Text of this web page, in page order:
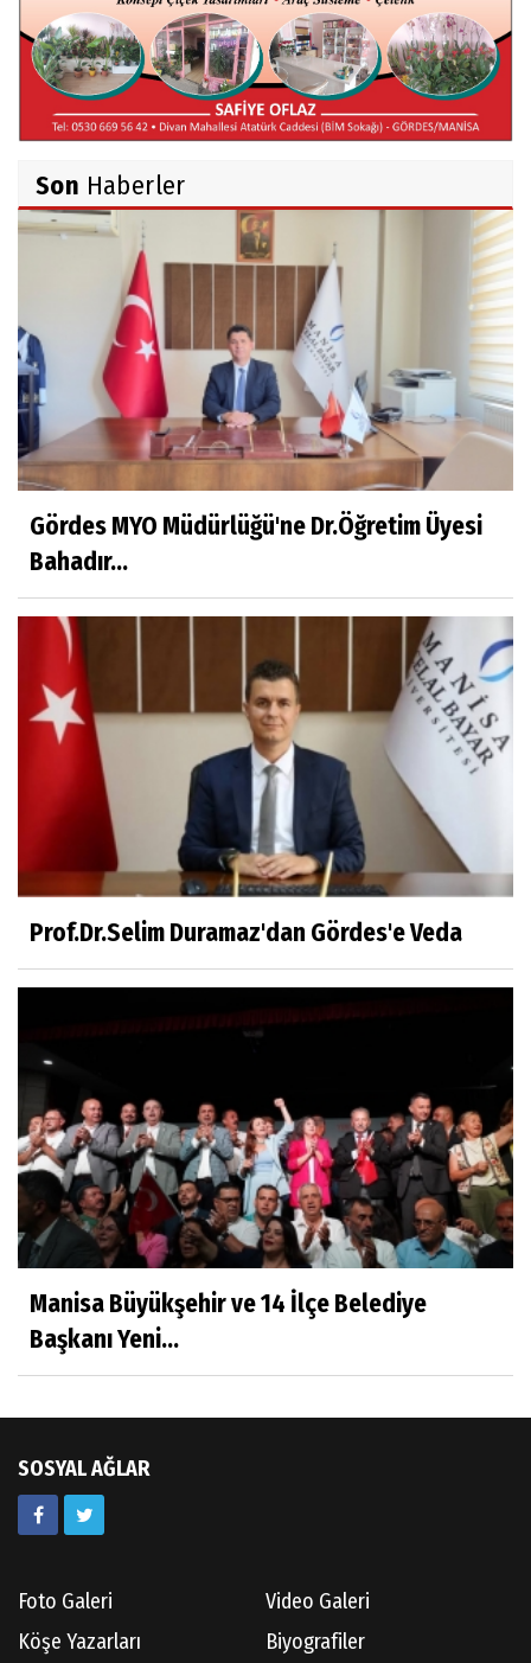
İsmail AYBEY
Belma Sebil'i Tanıyor Musunuz?
Ahmet İNCE
Beyaz Gömlekli Adam!
Prof.Dr.Ayşe İLKER
Adı Sanı Olmak
Eylül SEYHAN
Gezerken Zamanın Kollarındaki Ruhuma
Rastlamak
Kahramanlar
Prof.Dr.Süleyman Sami İLKER
Mühendislerin de Sanat Ruhu Olmalı
Dr.Fatih KESKİN
Millî Edebiyat, Millî Şuur, Millî Takım
Sıracettin ÇELİK
Çalıkuşu
Dr.Tuğçe Yıldırım
Aşı: Toplum Sağlığının Görünmez Kalkanı
Hatice CAVULDAK
Av.Ahmet ÖZDEMİR
Doç.Dr.İbrahim KOÇ
Son Haberler
Gördes MYO Müdürlüğü'ne Dr.Öğretim Üyesi
Bahadır...
Prof.Dr.Selim Duramaz'dan Gördes'e Veda
Manisa Büyükşehir ve 14 İlçe Belediye
Başkanı Yeni...
SOSYAL AĞLAR
Foto Galeri
Video Galeri
Köşe Yazarları
Biyografiler